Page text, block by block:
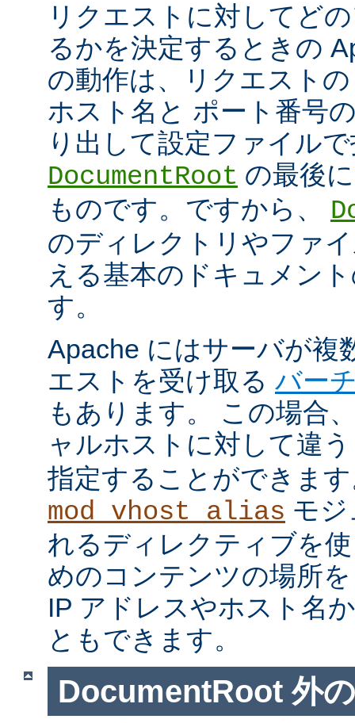
リクエストに対してど
るかを決定するときの
の動作は、リクエスト
ホスト名と ポート番号
り出して設定ファイル
DocumentRoot の最後
ものです。ですから、
のディレクトリやファ
える基本のドキュメン
す。
Apache にはサーバが複
エストを受け取る バー
もあります。 この場合
ャルホストに対して違
指定することができま
mod_vhost_alias モ
れるディレクティブを
めのコンテンツの場所
IP アドレスやホスト名
ともできます。
DocumentRoot 外